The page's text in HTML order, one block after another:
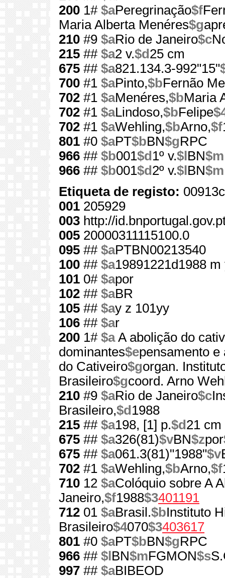
200 1# $aPeregrinação$f
Maria Alberta Menéres$g
210 #9 $aRio de Janeiro$c
215 ## $a2 v.$d 25 cm
675 ## $a821.134.3-992"15"
700 #1 $aPinto,$bFernão
702 #1 $aMenéres,$bMaria
702 #1 $aLindoso,$bFelipe
702 #1 $aWehling,$bArno,$f
801 #0 $aPT$bBN$gRPC
966 ## $b001$d 1º v.$l BN$m
966 ## $b001$d 2º v.$l BN$m
Etiqueta de registo:
001 205929
003 http://
005 20000311115100.0
095 ## $aPTBN00213540
100 ## $a19891221d1988
101 0# $apor
102 ## $aBR
105 ## $ay z 101yy
106 ## $ar
200 1# $aA abolição do
dominantes$epensamento e
do Cativeiro$gorgan.
Brasileiro$gcoord. Arno
210 #9 $aRio de Janeiro$c
Brasileiro,$d 1988
215 ## $a198, [1] p.$d 21 cm
675 ## $a326(81)$vBN$zpor
675 ## $a061.3(81)"1988"$v
702 #1 $aWehling,$bArno,$f
710 12 $aColóquio sobre A
Janeiro,$f1988$3401191
712 01 $aBrasil.$bInstituto
Brasileiro$4070$3403617
801 #0 $aPT$bBN$gRPC
966 ## $l BN$mFGMON$s
997 ## $aBIBEOD